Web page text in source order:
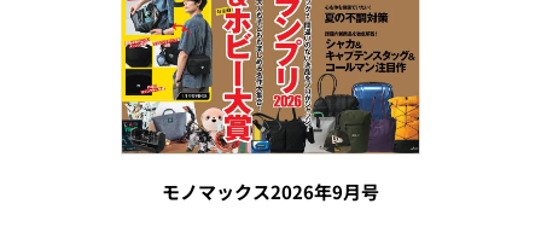
モノマックス2026年9月号